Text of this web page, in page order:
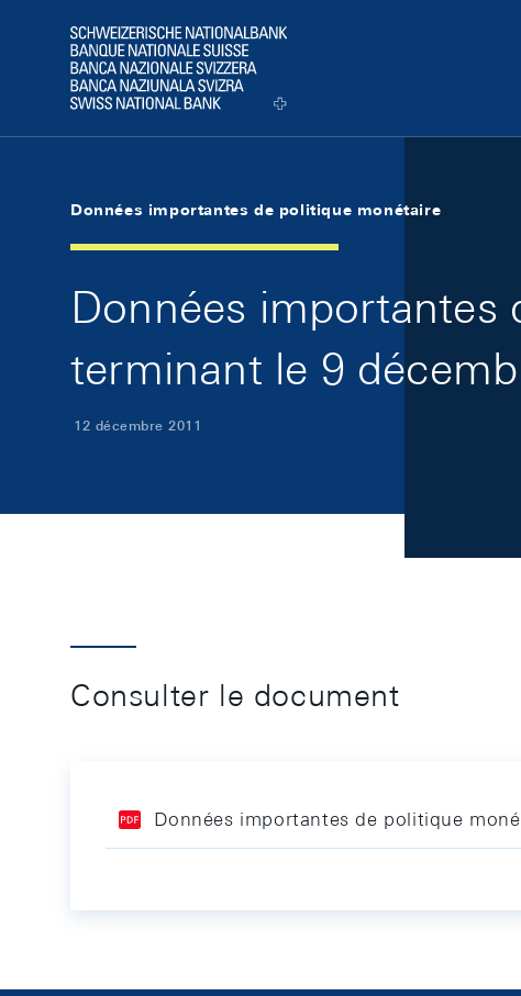
Logo
Données importantes de politique monétaire
Données importantes
terminant le 9
12 décembre 2011
Consulter le document
Données importantes de politique